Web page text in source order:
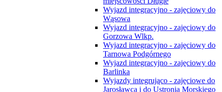
Wyjazd integracyjno - zajęciowy do
Wąsowa
Wyjazd integracyjno - zajęciowy do
Gorzowa Wlkp.
Wyjazd integracyjno - zajęciowy do
Tarnowa Podgórnego
Wyjazd integracyjno - zajęciowy do
Barlinka
Wyjazdy integrująco - zajęciowe do
Jarosławca i do Ustronia Morskiego